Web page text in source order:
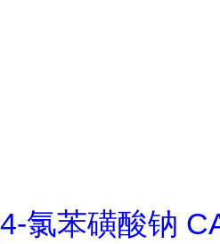
4-氯苯磺酸钠